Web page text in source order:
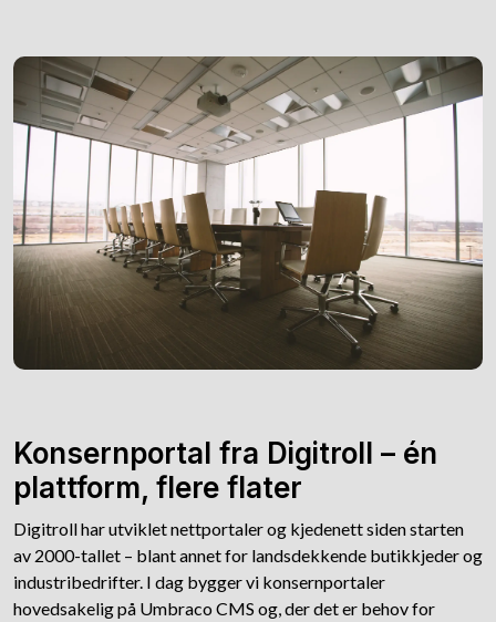
Konsernportal fra Digitroll – én
plattform, flere flater
Digitroll har utviklet nettportaler og kjedenett siden starten
av 2000-tallet – blant annet for landsdekkende butikkjeder og
industribedrifter. I dag bygger vi konsernportaler
hovedsakelig på Umbraco CMS og, der det er behov for